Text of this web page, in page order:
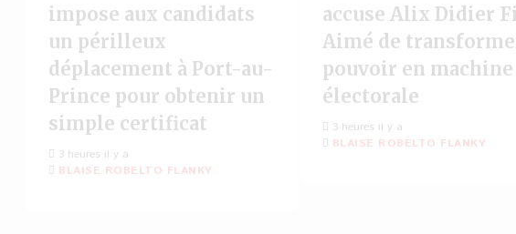
impose aux candidats
un périlleux
déplacement à Port-au-
Prince pour obtenir un
simple certificat
3 heures il y a
BLAISE ROBELTO FLANKY
accuse Alix Didier
Aimé de
pouvoir en machine
électorale
3 heures il y a
BLAISE ROBELTO FLANKY